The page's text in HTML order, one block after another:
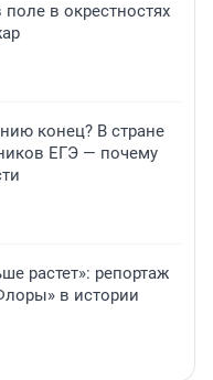
в окрестностях
конец? В стране
ЕГЭ — почему
растет»: репортаж
в истории